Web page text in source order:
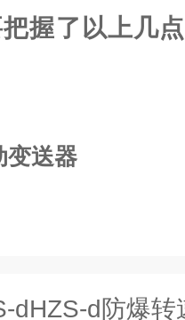
握了以上几
变送器
dHZS-d防爆转